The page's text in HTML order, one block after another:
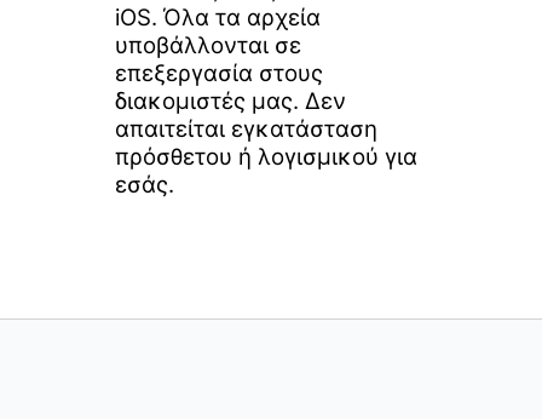
iOS. Όλα τα αρχεία
υποβάλλονται σε
επεξεργασία στους
διακομιστές μας. Δεν
απαιτείται εγκατάσταση
πρόσθετου ή λογισμικού για
εσάς.